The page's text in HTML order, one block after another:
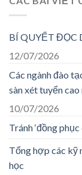
BÍ QUYẾT ĐỌC
12/07/2026
Các ngành đào
sàn xét tuyển
10/07/2026
Tránh ‘đồng phục
Tổng hợp các kỹ
học